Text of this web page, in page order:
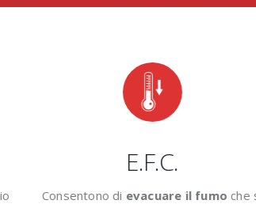
E.F.C.
Consentono dievacuare il fumoche si